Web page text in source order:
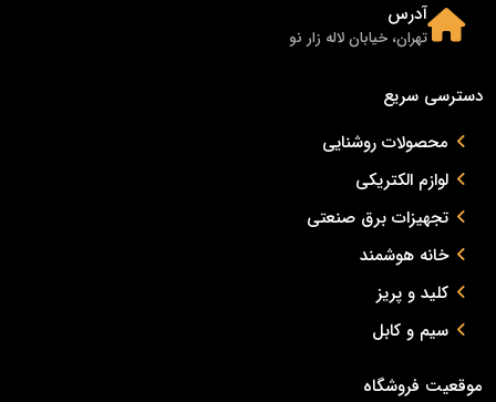
آدرس
تهران، خیابان لاله زار نو
دسترسی سریع
محصولات روشنایی
لوازم الکتریکی
تجهیزات برق صنعتی
خانه هوشمند
کلید و پریز
سیم و کابل
موقعیت فروشگاه